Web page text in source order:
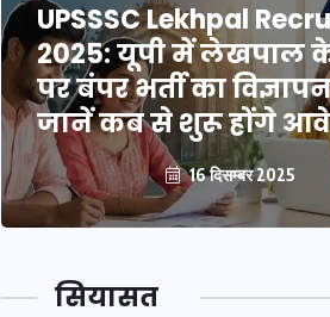
UPSSSC Lekhpal
2025: यूपी में लेखपाल
पर बंपर भर्ती का
जानें कब से शुरू होंगे
16 दिसम्बर 2025
सियासत